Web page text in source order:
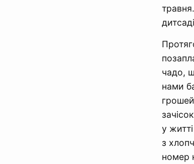
травня.
чадо,
нами
у
з
номер